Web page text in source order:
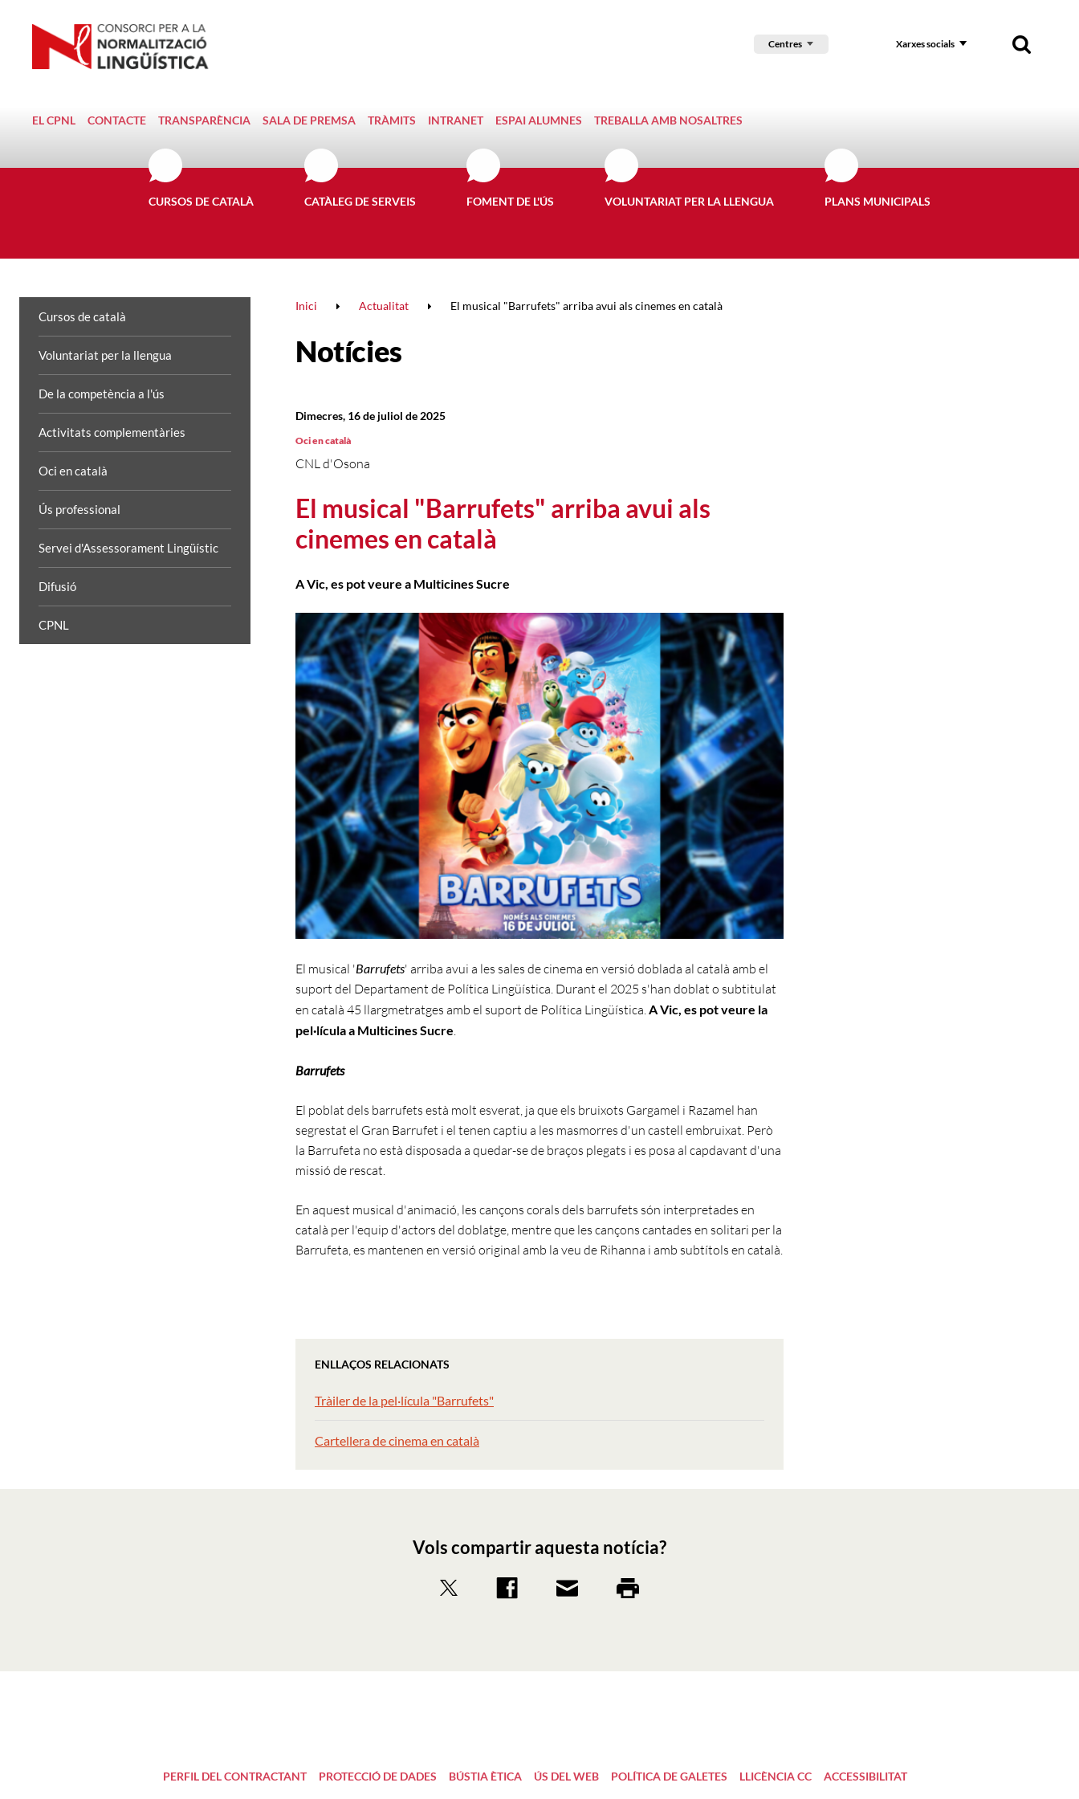
Centres Xarxes socials
EL CPNL CONTACTE TRANSPARÈNCIA SALA DE PREMSA TRÀMITS INTRANET ESPAI ALUMNES TREBALLA AMB NOSALTRES
CURSOS DE CATALÀ CATÀLEG DE SERVEIS FOMENT DE L'ÚS VOLUNTARIAT PER LA LLENGUA PLANS MUNICIPALS
Cursos de català
Voluntariat per la llengua
De la competència a l'ús
Activitats complementàries
Oci en català
Ús professional
Servei d'Assessorament Lingüístic
Difusió
CPNL
Inici Actualitat El musical "Barrufets" arriba avui als cinemes en català
Notícies
El musical "Barrufets" arriba avui als
cinemes en català
CNL d'Osona
Dimecres, 16 de juliol de 2025
Oci en català
A Vic, es pot veure a Multicines Sucre
El musical 'Barrufets' arriba avui a les sales de cinema en versió doblada al català amb el
suport del Departament de Política Lingüística. Durant el 2025 s'han doblat o subtitulat
en català 45 llargmetratges amb el suport de Política Lingüística. A Vic, es pot veure la
pel·lícula a Multicines Sucre
Barrufets
El poblat dels barrufets està molt esverat, ja que els bruixots Gargamel i Razamel han
segrestat el Gran Barrufet i el tenen captiu a les masmorres d'un castell embruixat. Però
la Barrufeta no està disposada a quedar-se de braços plegats i es posa al capdavant d'una
missió de rescat.
En aquest musical d'animació, les cançons corals dels barrufets són interpretades en
català per l'equip d'actors del doblatge, mentre que les cançons cantades en solitari per la
Barrufeta, es mantenen en versió original amb la veu de Rihanna i amb subtítols en català.
ENLLAÇOS RELACIONATS
Tràiler de la pel·lícula "Barrufets"
Cartellera de cinema en català
Vols compartir aquesta notícia?
PERFIL DEL CONTRACTANT PROTECCIÓ DE DADES BÚSTIA ÈTICA ÚS DEL WEB POLÍTICA DE GALETES LLICÈNCIA CC ACCESSIBILITAT